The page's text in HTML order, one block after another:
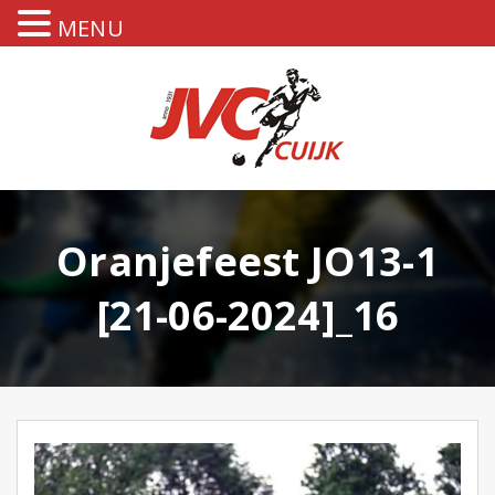
Oranjefeest JO13-1
[21-06-2024]_16
MENU